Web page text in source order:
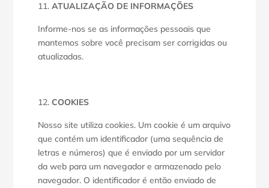
ATUALIZAÇÃO DE INFORMAÇÕES
Informe-nos se as informações pessoais que
mantemos sobre você precisam ser corrigidas ou
atualizadas.
COOKIES
Nosso site utiliza cookies. Um cookie é um arquivo
que contém um identificador (uma sequência de
letras e números) que é enviado por um servidor
da web para um navegador e armazenado pelo
navegador. O identificador é então enviado de